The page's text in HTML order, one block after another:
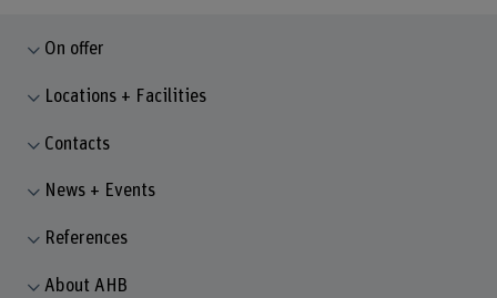
On offer
Locations + Facilities
Contacts
News + Events
References
About AHB